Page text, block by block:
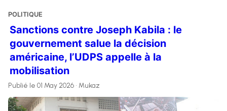
POLITIQUE
Sanctions contre Joseph Kabila : le
gouvernement salue la décision
américaine, l’UDPS appelle à la
mobilisation
Publié le 01 May 2026 • Mukaz